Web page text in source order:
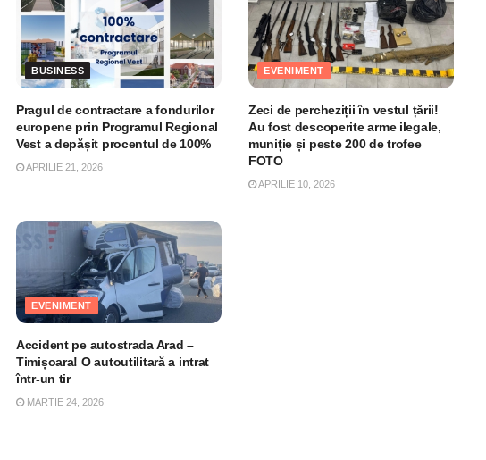
BUSINESS
Pragul de contractare a fondurilor
europene prin Programul Regional
Vest a depășit procentul de 100%
APRILIE 21, 2026
EVENIMENT
Zeci de percheziții în vestul țării!
Au fost descoperite arme ilegale,
muniție și peste 200 de trofee
FOTO
APRILIE 10, 2026
EVENIMENT
Accident pe autostrada Arad –
Timișoara! O autoutilitară a intrat
într-un tir
MARTIE 24, 2026